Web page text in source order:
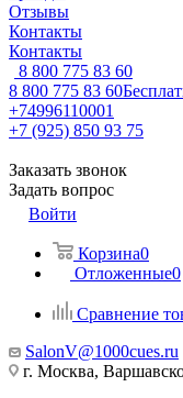
Отзывы
Контакты
Контакты
8 800 775 83 60
8 800 775 83 60
+74996110001
+7 (925) 850 93 75
Заказать звонок
Задать вопрос
Войти
Корзина0
Отложенные0
Сравнение
SalonV@1000cues.ru
г. Москва,